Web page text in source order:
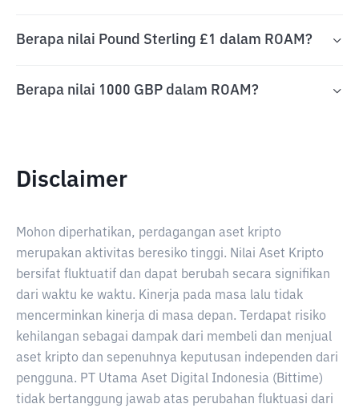
Berapa nilai Pound Sterling £1 dalam ROAM?
Berapa nilai 1000 GBP dalam ROAM?
Disclaimer
Mohon diperhatikan, perdagangan aset kripto
merupakan aktivitas beresiko tinggi. Nilai Aset Kripto
bersifat fluktuatif dan dapat berubah secara signifikan
dari waktu ke waktu. Kinerja pada masa lalu tidak
mencerminkan kinerja di masa depan. Terdapat risiko
kehilangan sebagai dampak dari membeli dan menjual
aset kripto dan sepenuhnya keputusan independen dari
pengguna. PT Utama Aset Digital Indonesia (Bittime)
tidak bertanggung jawab atas perubahan fluktuasi dari